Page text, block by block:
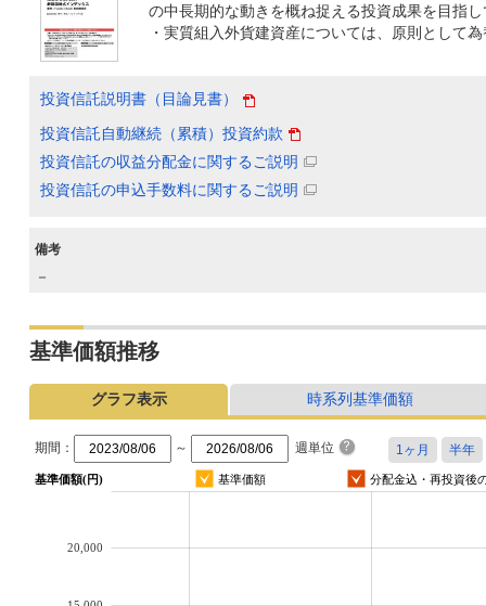
の中長期的な動きを概ね捉える投資成果を目指
・実質組入外貨建資産については、原則として
投資信託説明書（目論見書）
投資信託自動継続（累積）投資約款
投資信託の収益分配金に関するご説明
投資信託の申込手数料に関するご説明
備考
－
基準価額推移
グラフ表示 時系列基準価額
期間： ～ 週単位
基準価額(円) 基準価額 分配金込・再投資後
20,000